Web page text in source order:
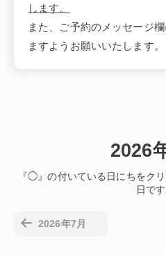
します。
また、ご予約のメッセージ
ますようお願いいたします。
2026
2026年7月